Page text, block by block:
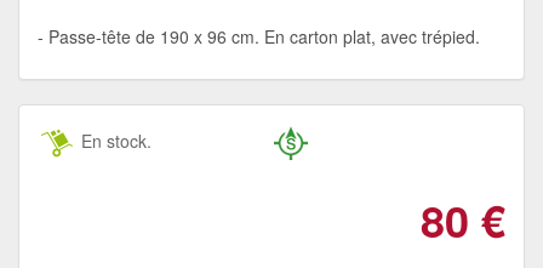
Passe-tête de 190 x 96 cm. En carton plat, avec trépied.
En stock.
80 €